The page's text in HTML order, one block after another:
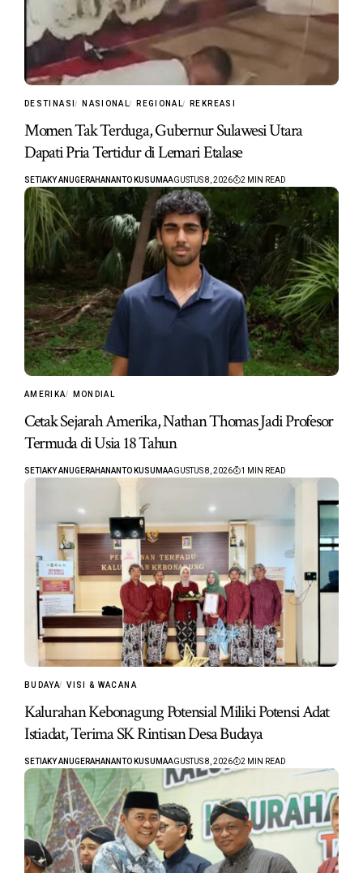
DESTINASI NASIONAL REGIONAL REKREASI
Momen Tak Terduga, Gubernur Sulawesi Utara
Dapati Pria Tertidur di Lemari Etalase
SETIAKY ANUGERAHANANTO KUSUMAAGUSTUS 8, 2026 2 MIN READ
AMERIKA MONDIAL
Cetak Sejarah Amerika, Nathan Thomas Jadi Profesor
Termuda di Usia 18 Tahun
SETIAKY ANUGERAHANANTO KUSUMAAGUSTUS 8, 2026 1 MIN READ
BUDAYA VISI & WACANA
Kalurahan Kebonagung Potensial Miliki Potensi Adat
Istiadat, Terima SK Rintisan Desa Budaya
SETIAKY ANUGERAHANANTO KUSUMAAGUSTUS 8, 2026 2 MIN READ